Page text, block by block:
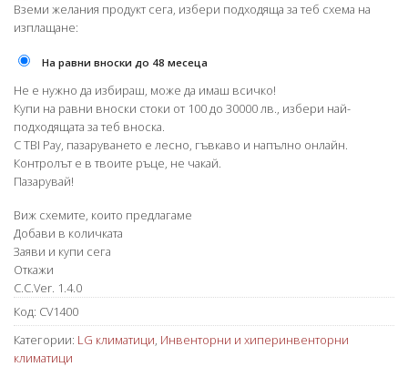
Вземи желания продукт сега, избери подходяща за теб схема на
изплащане:
На равни вноски до 48 месеца
Не е нужно да избираш, може да имаш всичко!
Купи на равни вноски стоки от 100 до 30000 лв., избери най-
подходящата за теб вноска.
С TBI Pay, пазаруването е лесно, гъвкаво и напълно онлайн.
Контролът е в твоите ръце, не чакай.
Пазарувай!
Виж схемите, които предлагаме
Добави в количката
Заяви и купи сега
Откажи
C.C.Ver. 1.4.0
Код: CV1400
Категории: LG климатици, Инвенторни и хиперинвенторни
климатици